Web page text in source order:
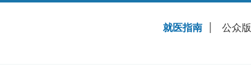
就医指南 公众版